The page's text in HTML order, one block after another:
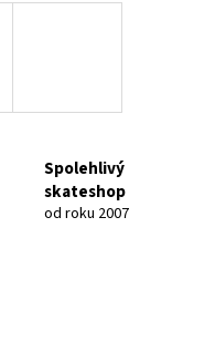
Spolehlivý
skateshop
od roku 2007